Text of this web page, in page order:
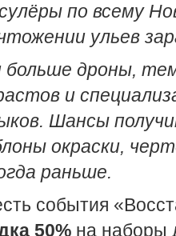
по всему
ульев
больше дроны,
и
Шансы
окраски,
раньше.
события
50% на наборы